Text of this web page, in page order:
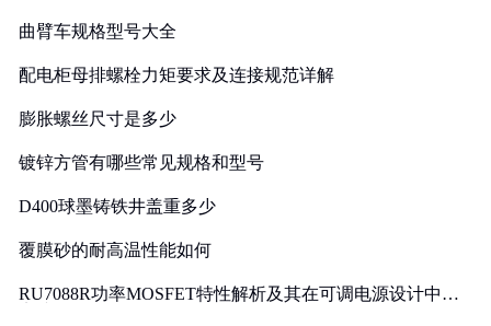
曲臂车规格型号大全
配电柜母排螺栓力矩要求及连接规范详解
膨胀螺丝尺寸是多少
镀锌方管有哪些常见规格和型号
D400球墨铸铁井盖重多少
覆膜砂的耐高温性能如何
RU7088R功率MOSFET特性解析及其在可调电源设计中的